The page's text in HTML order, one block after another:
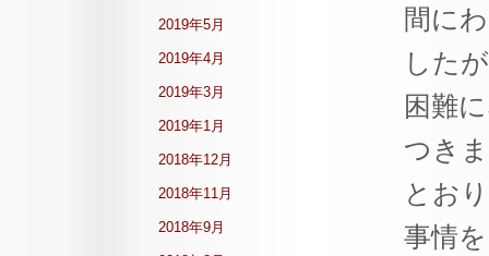
間に
した
困難
つき
とお
事情
2019年5月
2019年4月
2019年3月
2019年1月
2018年12月
2018年11月
2018年9月